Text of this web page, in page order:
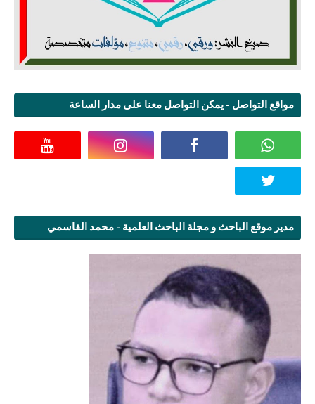
مواقع التواصل - يمكن التواصل معنا على مدار الساعة
مدير موقع الباحث و مجلة الباحث العلمية - محمد القاسمي